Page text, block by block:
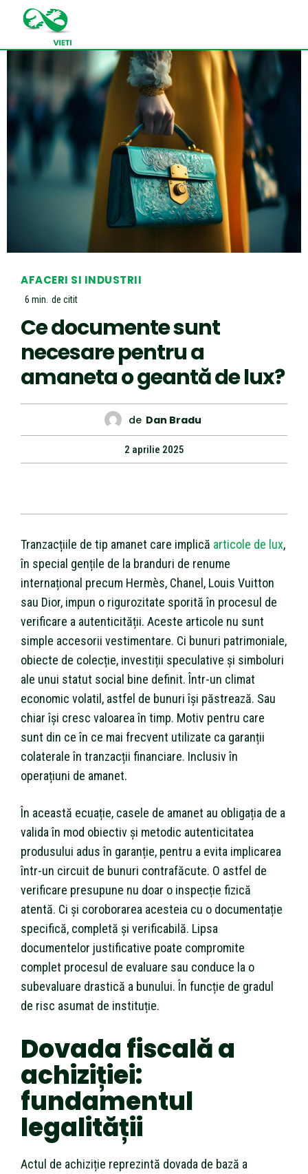
AFACERI SI INDUSTRII
6 min. de citit
Ce documente sunt
necesare pentru a
amaneta o geantă de lux?
de Dan Bradu
2 aprilie 2025
Tranzacțiile de tip amanet care implică articole de lux,
în special gențile de la branduri de renume
internațional precum Hermès, Chanel, Louis Vuitton
sau Dior, impun o rigurozitate sporită în procesul de
verificare a autenticității. Aceste articole nu sunt
simple accesorii vestimentare. Ci bunuri patrimoniale,
obiecte de colecție, investiții speculative și simboluri
ale unui statut social bine definit. Într-un climat
economic volatil, astfel de bunuri își păstrează. Sau
chiar își cresc valoarea în timp. Motiv pentru care
sunt din ce în ce mai frecvent utilizate ca garanții
colaterale în tranzacții financiare. Inclusiv în
operațiuni de amanet.
În această ecuație, casele de amanet au obligația de a
valida în mod obiectiv și metodic autenticitatea
produsului adus în garanție, pentru a evita implicarea
într-un circuit de bunuri contrafăcute. O astfel de
verificare presupune nu doar o inspecție fizică
atentă. Ci și coroborarea acesteia cu o documentație
specifică, completă și verificabilă. Lipsa
documentelor justificative poate compromite
complet procesul de evaluare sau conduce la o
subevaluare drastică a bunului. În funcție de gradul
de risc asumat de instituție.
Dovada fiscală a
achiziției:
fundamentul
legalității
Actul de achiziție reprezintă dovada de bază a